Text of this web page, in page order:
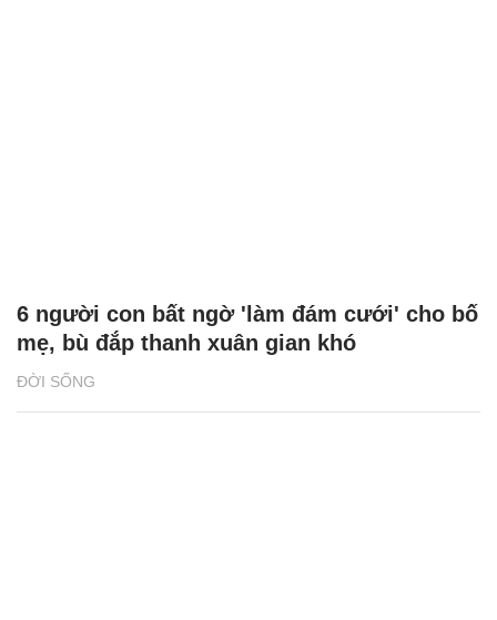
ĐỜI SỐNG
6 người con bất ngờ 'làm đám cưới' cho bố
mẹ, bù đắp thanh xuân gian khó